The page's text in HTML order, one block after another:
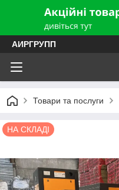
АИРГРУПП
Товари та послуги
НА СКЛАДІ